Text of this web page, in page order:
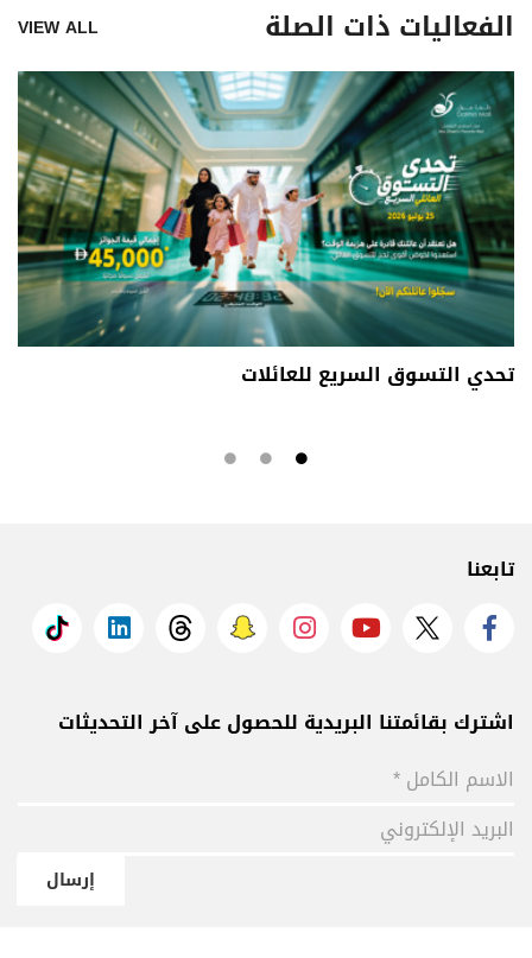
الفعاليات ذات الصلة VIEW ALL
تحدي التسوق السريع للعائلات
تابعنا
اشترك بقائمتنا البريدية للحصول على آخر التحديثات
إرسال